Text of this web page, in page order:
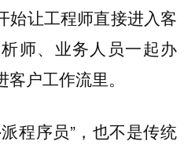
始让工程师直接进入客
师、业务人员一起办
户工作流里。
程序员”，也不是传统